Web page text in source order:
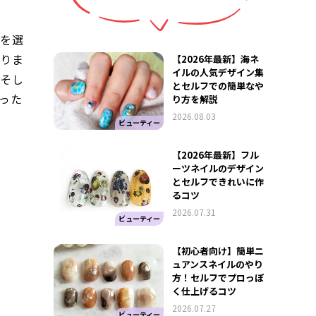
選
ま
し
た
ビューティー
【2026年最新】海ネ
イルの人気デザイン集
とセルフでの簡単なや
り方を解説
2026.08.03
ビューティー
【2026年最新】フル
ーツネイルのデザイン
とセルフできれいに作
るコツ
2026.07.31
【初心者向け】簡単ニ
ュアンスネイルのやり
方！セルフでプロっぽ
く仕上げるコツ
2026.07.27